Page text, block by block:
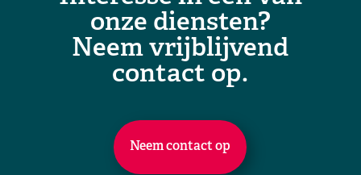
onze diensten?
Neem vrijblijvend
contact op.
Neem contact op